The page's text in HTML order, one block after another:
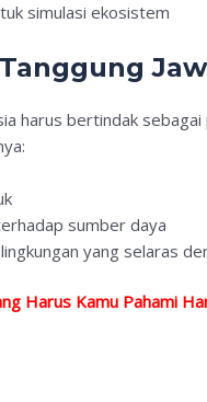
simulasi ekosistem
harus bertindak
sumber daya
yang selaras
Harus Kamu Pahami